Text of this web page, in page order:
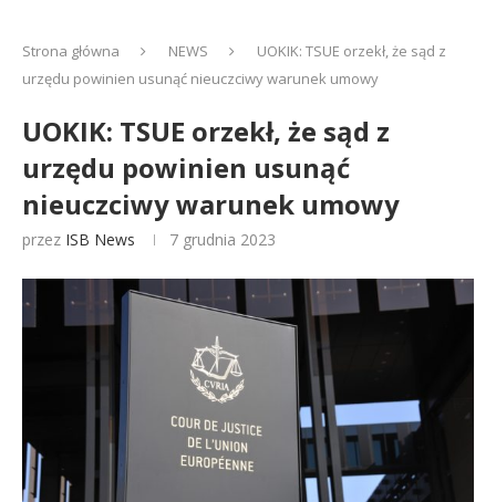
Strona główna NEWS
UOKIK: TSUE orzekł, że sąd z
urzędu powinien usunąć nieuczciwy warunek umowy
UOKIK: TSUE orzekł, że sąd z
urzędu powinien usunąć
nieuczciwy warunek umowy
przez ISB News 7 grudnia 2023